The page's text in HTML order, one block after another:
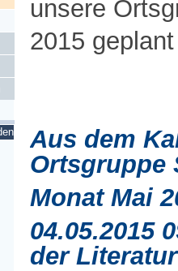
unsere
2015
Aus dem
Ortsgruppe
Monat Mai
04.05.2015
der Literatur